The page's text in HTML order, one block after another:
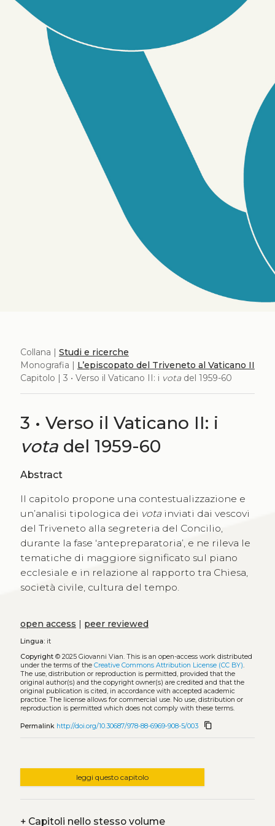
Collana | Studi e ricerche
Monografia | L’episcopato del Triveneto al Vaticano II
Capitolo | 3 • Verso il Vaticano II: i votadel 1959-60
3 • Verso il Vaticano II: i
votadel 1959-60
Abstract
Il capitolo propone una contestualizzazione e
un’analisi tipologica dei votainviati dai vescovi
del Triveneto alla segreteria del Concilio,
durante la fase ‘antepreparatoria’, e ne rileva le
tematiche di maggiore significato sul piano
ecclesiale e in relazione al rapporto tra Chiesa,
società civile, cultura del tempo.
open access | peer reviewed
Lingua:it
Copyright© 2025 Giovanni Vian. This is an open-access work distributed
under the terms of the Creative Commons Attribution License (CC BY)
The use, distribution or reproduction is permitted, provided that the
original author(s) and the copyright owner(s) are credited and that the
original publication is cited, in accordance with accepted academic
practice. The license allows for commercial use. No use, distribution or
reproduction is permitted which does not comply with these terms.
Permalink http://doi.org/10.30687/978-88-6969-908-5/003 content_copy
leggi questo capitolo
+Capitoli nello stesso volume